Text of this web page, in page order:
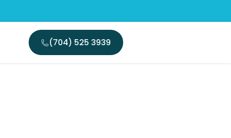
(704) 525 3939